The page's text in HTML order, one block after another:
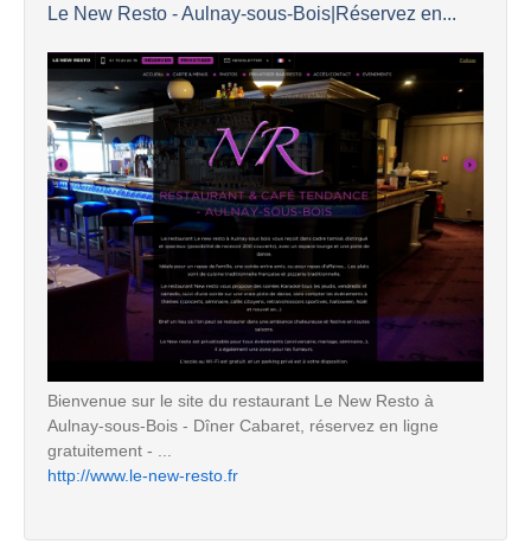
Le New Resto - Aulnay-sous-Bois|Réservez en...
Bienvenue sur le site du restaurant Le New Resto à
Aulnay-sous-Bois - Dîner Cabaret, réservez en ligne
gratuitement - ...
http://www.le-new-resto.fr